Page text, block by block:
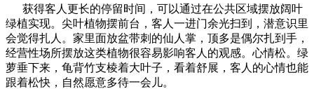
获得客人更长的停留时间，可以通过在公共区域摆放阔叶
绿植实现。尖叶植物摆前台，客人一进门余光扫到，潜意识里
会觉得扎人。家里面放盆带刺的仙人掌，顶多是偶尔扎到手，
经营性场所摆放这类植物很容易影响客人的观感。心情松。绿
萝垂下来，龟背竹支棱着大叶子，看着舒展，客人的心情也能
跟着松快，自然愿意多待一会儿。